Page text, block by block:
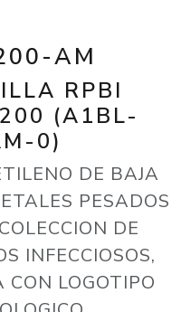
AM
RPBI
(A1BL-
0)
DE BAJA
PESADOS
DE
INFECCIOSOS,
LOGOTIPO